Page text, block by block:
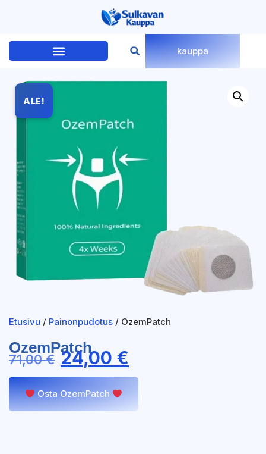
kauppa
ALE!
Etusivu / Painonpudotus / OzemPatch
OzemPatch
71,00€ 24,00 €
Osta OzemPatch